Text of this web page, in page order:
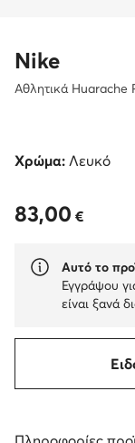
Nike
Αθλητικά Huarache
Χρώμα: Λευκό
83,00 €
83,00 €
Αυτό το
Εγγράψου
είναι ξανά